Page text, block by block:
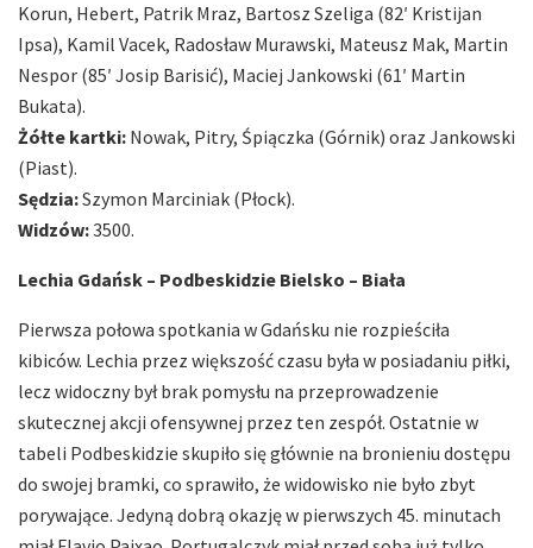
Korun, Hebert, Patrik Mraz, Bartosz Szeliga (82′ Kristijan
Ipsa), Kamil Vacek, Radosław Murawski, Mateusz Mak, Martin
Nespor (85′ Josip Barisić), Maciej Jankowski (61′ Martin
Bukata).
Żółte kartki: Nowak, Pitry, Śpiączka (Górnik) oraz Jankowski
(Piast).
Sędzia:Szymon Marciniak (Płock).
Widzów:3500.
Lechia Gdańsk – Podbeskidzie Bielsko – Biała
Pierwsza połowa spotkania w Gdańsku nie rozpieściła
kibiców. Lechia przez większość czasu była w posiadaniu piłki,
lecz widoczny był brak pomysłu na przeprowadzenie
skutecznej akcji ofensywnej przez ten zespół. Ostatnie w
tabeli Podbeskidzie skupiło się głównie na bronieniu dostępu
do swojej bramki, co sprawiło, że widowisko nie było zbyt
porywające. Jedyną dobrą okazję w pierwszych 45. minutach